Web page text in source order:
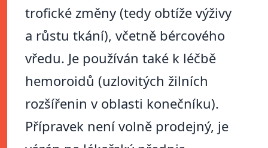
trofické změny (tedy obtíže výživy
a růstu tkání), včetně bércového
vředu. Je používán také k léčbě
hemoroidů (uzlovitých žilních
rozšířenin v oblasti konečníku).
Přípravek není volně prodejný, je